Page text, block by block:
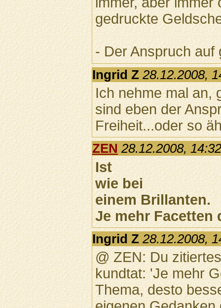
gedruckte
- Der Anspruch auf
Ingrid Z 28.12.2008,
Ich nehme mal an,
sind eben der
Freiheit...oder so
ZEN 28.12.2008,
Ist
wie bei
einem Brillanten.
Je mehr Facetten
Ingrid Z 28.12.2008,
@ ZEN: Du
kundtat: 'Je mehr
Thema, desto